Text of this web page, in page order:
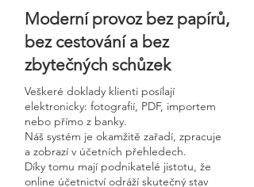
Moderní provoz bez papírů,
bez cestování a bez
zbytečných schůzek
Veškeré doklady klienti posílají
elektronicky: fotografií, PDF, importem
nebo přímo z banky.
Náš systém je okamžitě zařadí, zpracuje
a zobrazí v účetních přehledech.
Díky tomu mají podnikatelé jistotu, že
online účetnictví odráží skutečný stav